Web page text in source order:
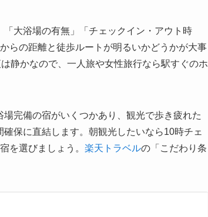
大浴場の有無」「チェックイン・アウト時
らの距離と徒歩ルートが明るいかどうかが大事
静かなので、一人旅や女性旅行なら駅すぐのホ
完備の宿がいくつかあり、観光で歩き疲れた
保に直結します。朝観光したいなら10時チェ
を選びましょう。 楽天トラベルの「こだわり条